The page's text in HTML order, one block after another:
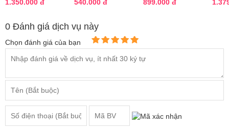
1.350.000 đ 540.000 đ 899.000 đ
0 Đánh giá dịch vụ này
Chọn đánh giá của bạn